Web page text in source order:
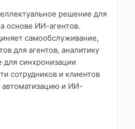
решение для
основе ИИ-агентов.
самообслуживание,
для агентов, аналитику
для синхронизации
сотрудников и клиентов
и ИИ-